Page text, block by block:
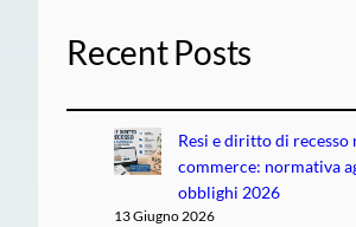
Recent Posts
Resi e diritto di recesso
commerce: normativa
obblighi 2026
13 Giugno 2026